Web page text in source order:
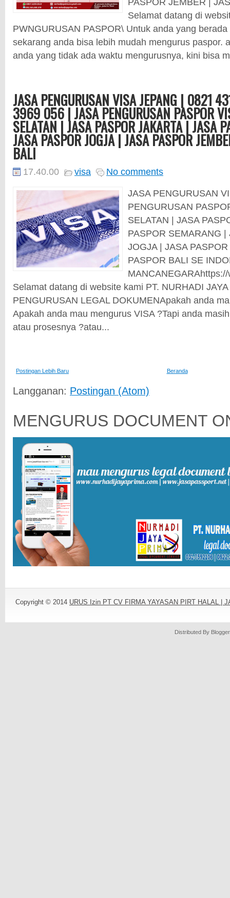
Selamat datang di
PWNGURUSAN PASPOR\ Untuk anda yang
sekarang anda bisa lebih mudah mengurus paspor.
anda yang tidak ada waktu mengurusnya, kini bisa
JASA PENGURUSAN VISA JEPANG | 0821
3969 056 | JASA PENGURUSAN PASPOR
SELATAN | JASA PASPOR JAKARTA | JASA
JASA PASPOR JOGJA | JASA PASPOR
BALI
17.40.00 visa
No comments
JASA PENGURUSAN
PENGURUSAN
SELATAN | JASA
PASPOR SEMARANG |
JOGJA | JASA
PASPOR BALI SE
Selamat datang di website kami PT. NURHADI
PENGURUSAN LEGAL DOKUMENApakah anda
Apakah anda mau mengurus VISA ?Tapi anda
atau prosesnya ?atau...
Postingan Lebih Baru Beranda
Langganan: Postingan (Atom)
MENGURUS DOCUMENT
Copyright © 2014 URUS Izin PT CV FIRMA YAYASAN PIRT HALAL |
Distributed By